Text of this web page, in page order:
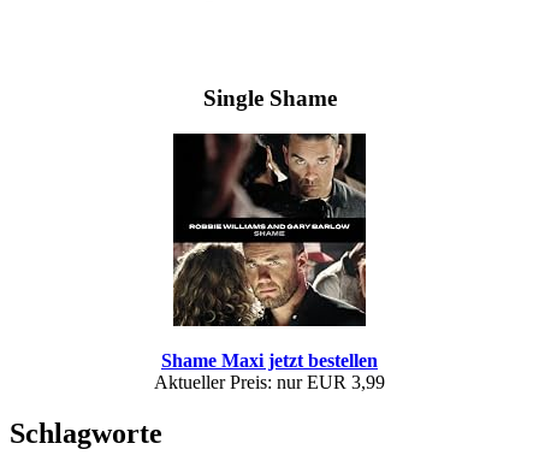
Single Shame
Shame Maxi jetzt bestellen
Aktueller Preis: nur EUR 3,99
Schlagworte